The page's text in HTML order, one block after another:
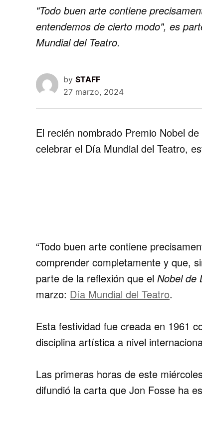
"Todo buen arte contiene
entendemos de cierto modo", es
Mundial del Teatro.
by STAFF
27 marzo, 2024
El recién nombrado Premio Nobel
celebrar el Día Mundial del Teatro,
“Todo buen arte contiene
comprender completamente y que,
parte de la reflexión que el Nobel de
marzo: Día Mundial del Teatro.
Esta festividad fue creada en 1961
disciplina artística a nivel
Las primeras horas de este
difundió la carta que Jon Fosse ha